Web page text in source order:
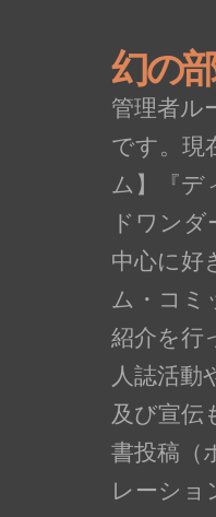
幻の
管理者ル
です。現
ム】『デ
ドワン
中心に好
ム・コミ
紹介を行
人誌活動
及び宣伝
書投稿（
レーショ